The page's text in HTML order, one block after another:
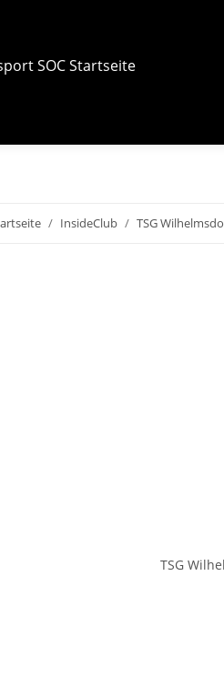
InsideClub TSG